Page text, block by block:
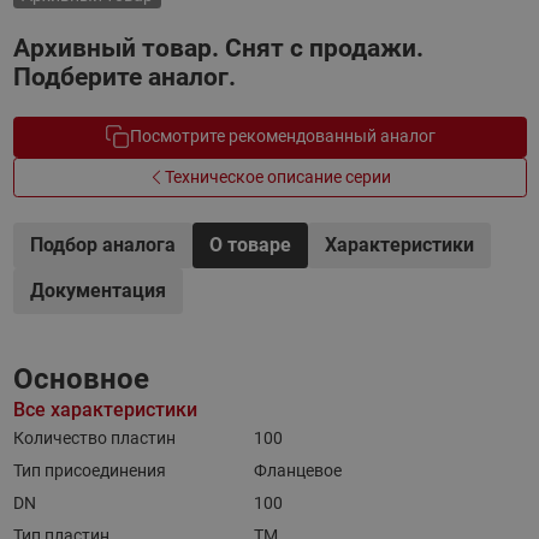
Архивный товар. Снят с продажи.
Подберите аналог.
Посмотрите рекомендованный аналог
Техническое описание серии
Подбор аналога О товаре
Характеристики
Документация
Основное
Все характеристики
Количество пластин
100
Тип присоединения
Фланцевое
DN
100